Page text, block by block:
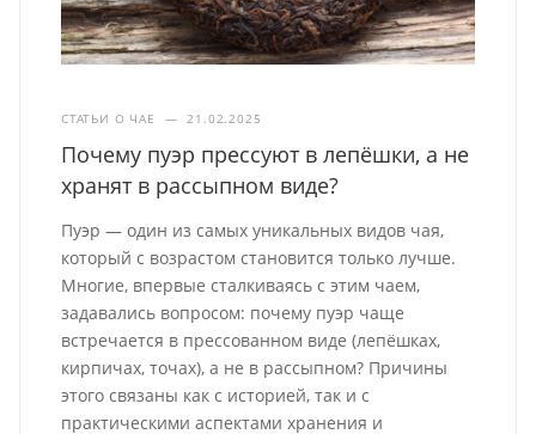
СТАТЬИ О ЧАЕ — 21.02.2025
Почему пуэр прессуют в лепёшки, а не
хранят в рассыпном виде?
Пуэр — один из самых уникальных видов чая,
который с возрастом становится только лучше.
Многие, впервые сталкиваясь с этим чаем,
задавались вопросом: почему пуэр чаще
встречается в прессованном виде (лепёшках,
кирпичах, точах), а не в рассыпном? Причины
этого связаны как с историей, так и с
практическими аспектами хранения и